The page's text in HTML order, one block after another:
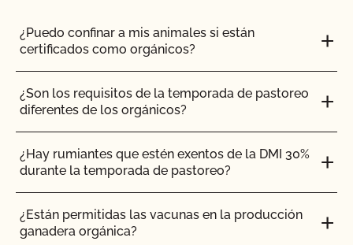
¿Por qué necesito una inspección orgánica?
¿Puedo confinar a mis animales si están
certificados como orgánicos?
¿Son los requisitos de la temporada de pastoreo
diferentes de los orgánicos?
¿Hay rumiantes que estén exentos de la DMI 30%
durante la temporada de pastoreo?
¿Están permitidas las vacunas en la producción
ganadera orgánica?